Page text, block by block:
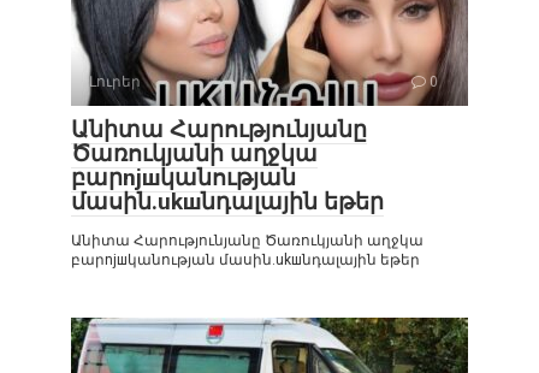
Լուրեր 0
Անիտա Հարությունյանը
Ծառուկյանի աղջկա
բարnjшկանության
մասին.ukшնդալային եթեր
Անիտա Հարությունյանը Ծառուկյանի աղջկա
բարnjшկանության մասին.ukшնդալային եթեր